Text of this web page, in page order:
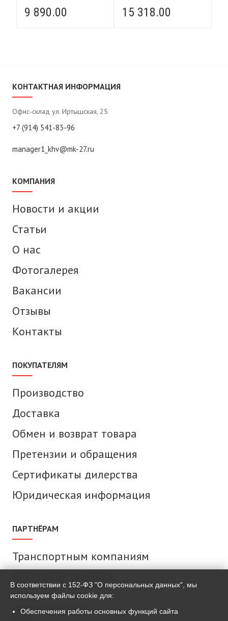
полиуретановой
накладкой
9 890.00
накладкой
15 318.00
КОНТАКТНАЯ ИНФОРМАЦИЯ
Офис-склад ул. Иртышская, 25
+7 (914) 541-83-96
manager1_khv@mk-27.ru
КОМПАНИЯ
Новости и акции
Статьи
О нас
Фотогалерея
Вакансии
Отзывы
Контакты
ПОКУПАТЕЛЯМ
Производство
Доставка
Обмен и возврат товара
Претензии и обращения
Сертификаты дилерства
Юридическая информация
ПАРТНЁРАМ
Транспортным компаниям
СВЯЗАТЬСЯ С НАМИ
В соответствии с 152-ФЗ "О персональных данных", мы
используем файлы cookie для:
Обеспечения работы основных функций сайта